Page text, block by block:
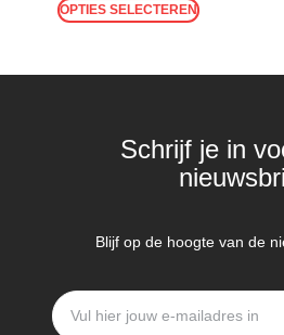
OPTIES SELECTEREN
Schrijf je in
Blijf op de hoogte van de